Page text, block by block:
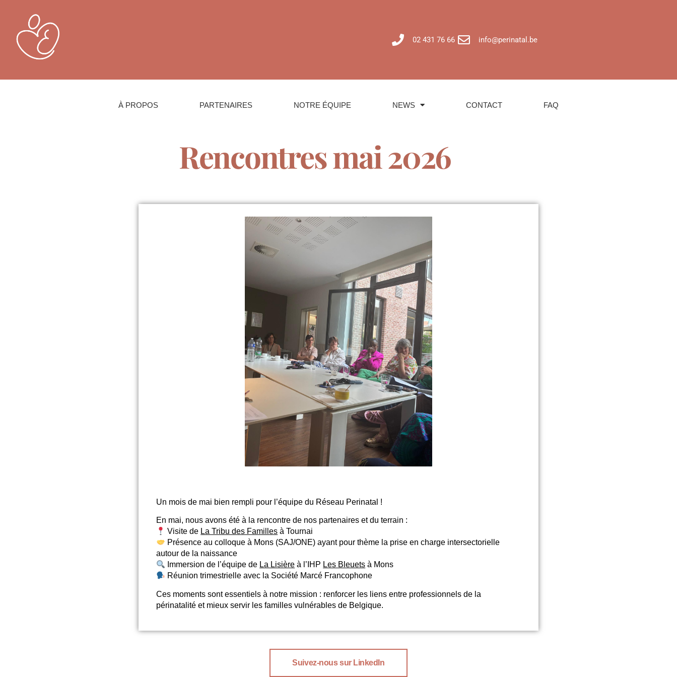
02 431 76 66 info@perinatal.be
À PROPOS PARTENAIRES NOTRE ÉQUIPE NEWS CONTACT FAQ
Rencontres mai 2026
Un mois de mai bien rempli pour l’équipe du Réseau Perinatal !
En mai, nous avons été à la rencontre de nos partenaires et du terrain :
Visite de La Tribu des Familles à Tournai
Présence au colloque à Mons (SAJ/ONE) ayant pour thème la prise en charge intersectorielle
autour de la naissance
Immersion de l’équipe de La Lisière à l’IHP Les Bleuets à Mons
Réunion trimestrielle avec la Société Marcé Francophone
Ces moments sont essentiels à notre mission : renforcer les liens entre professionnels de la
périnatalité et mieux servir les familles vulnérables de Belgique.
Suivez-nous sur LinkedIn